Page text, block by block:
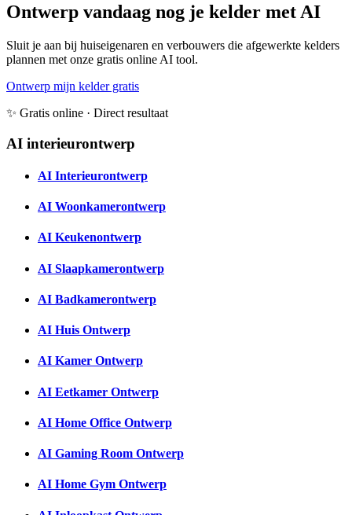
Ontwerp vandaag nog je kelder met AI
Sluit je aan bij huiseigenaren en verbouwers die afgewerkte kelders
plannen met onze gratis online AI tool.
Ontwerp mijn kelder gratis
✨ Gratis online · Direct resultaat
AI interieurontwerp
AI Interieurontwerp
AI Woonkamerontwerp
AI Keukenontwerp
AI Slaapkamerontwerp
AI Badkamerontwerp
AI Huis Ontwerp
AI Kamer Ontwerp
AI Eetkamer Ontwerp
AI Home Office Ontwerp
AI Gaming Room Ontwerp
AI Home Gym Ontwerp